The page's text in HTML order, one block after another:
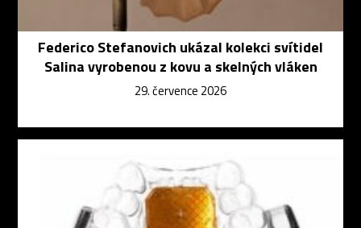
Federico Stefanovich ukázal kolekci svítidel
Salina vyrobenou z kovu a skelných vláken
29. července 2026